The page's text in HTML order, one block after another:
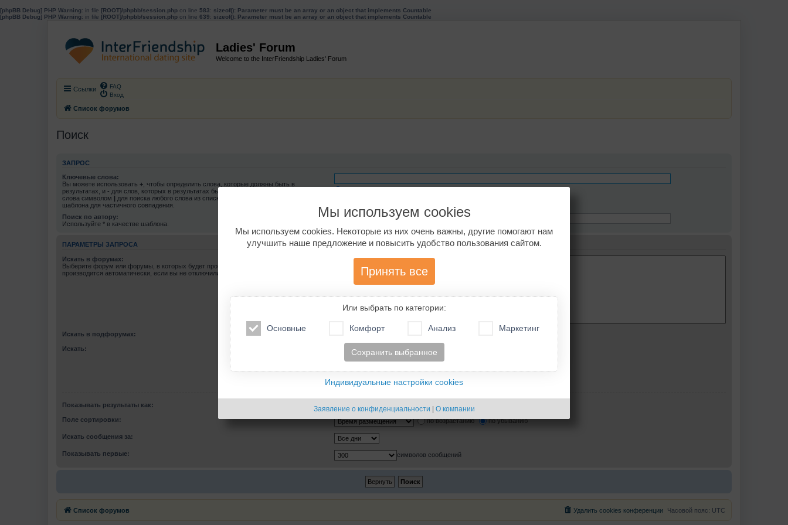
[phpBB Debug] PHP Warning: in file [ROOT]/phpbb/session.php on line 583: sizeof(): Parameter must be an array or an object that implements Countable
[phpBB Debug] PHP Warning: in file [ROOT]/phpbb/session.php on line 639: sizeof(): Parameter must be an array or an object that implements Countable
Ladies' Forum
Welcome to the InterFriendship Ladies' Forum
Ссылки
FAQ
Вход
Список форумов
Поиск
ЗАПРОС
Ключевые слова:
Вы можете использовать + , чтобы определить слова, которые должны быть в
результатах, и - для слов, которых в результатах быть не должно. Вы можете разделить
слова символом | для поиска любого слова из списка. Используйте
шаблона для частичного совпадения.
Искать все слова
Поиск по автору:
Используйте * в качестве шаблона.
ПАРАМЕТРЫ ЗАПРОСА
Искать в форумах:
Выберите форум или форумы, в которых будет произведён поиск. Поиск в подфорумах
производится автоматически, если вы не отключили соответствующую опцию ниже.
Искать в подфорумах: Нет
Искать:
В названиях тем и текстах сообщений
Только в текстах сообщений
Только в первом сообщении темы
Показывать результаты как: Сообщения
Поле сортировки: по возрастанию по убыванию
Искать сообщения за:
Показывать первые: символов сообщений
Список форумов Часовой пояс: UTC
Удалить cookies конференции
Мы используем cookies
Мы используем cookies. Некоторые из них очень важны, другие помогают нам
улучшить наше предложение и повысить удобство пользования сайтом.
Принять все
Или выбрать по категории:
Основные Комфорт Анализ Маркетинг
Сохранить выбранное
Индивидуальные настройки cookies
Заявление о конфиденциальности О компании